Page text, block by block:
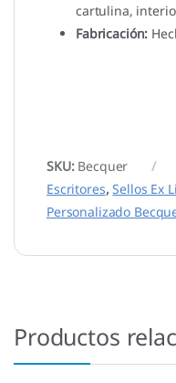
cartulina,
Fabricación:
SKU: Becquer
Escritores,Sellos Ex
Personalizado
Productos